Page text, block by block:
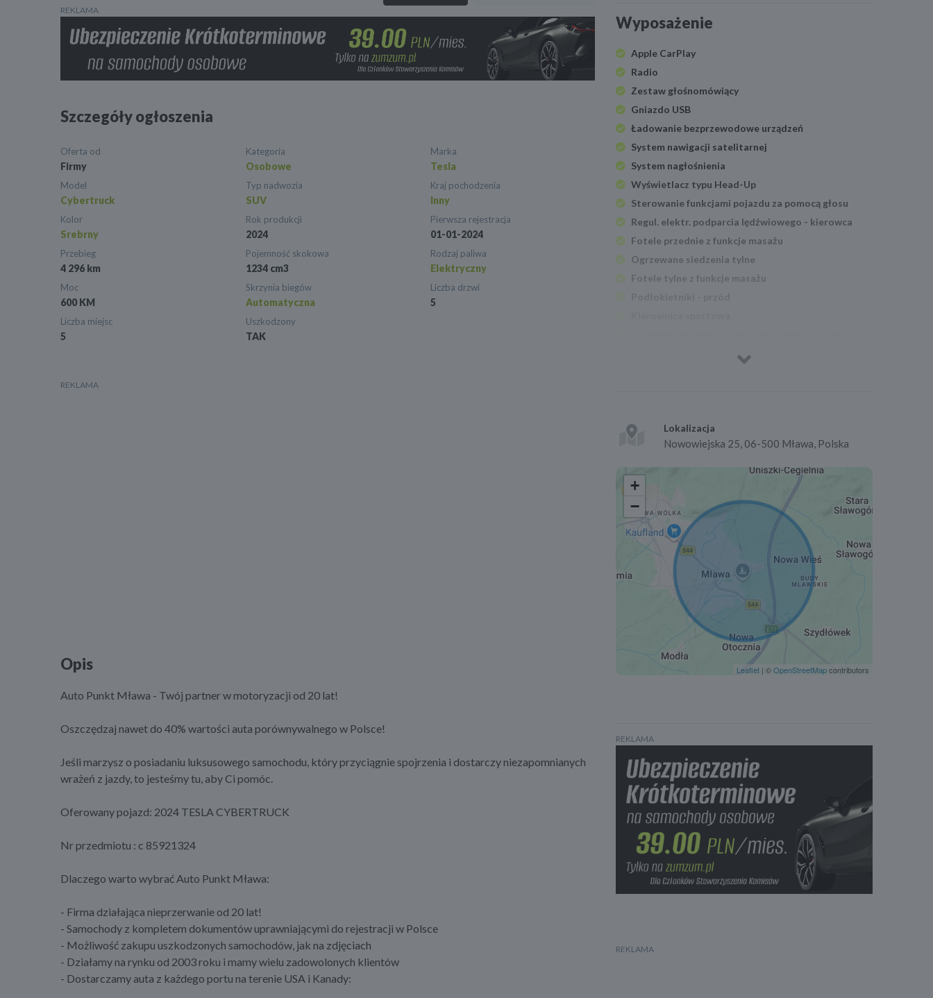
REKLAMA
Szczegóły ogłoszenia
Oferta od
Firmy
Kategoria
Osobowe
Marka
Tesla
Model
Cybertruck
Typ nadwozia
SUV
Kraj pochodzenia
Inny
Kolor
Srebrny
Rok produkcji
2024
Pierwsza rejestracja
01-01-2024
Przebieg
4 296 km
Pojemność skokowa
1234 cm3
Rodzaj paliwa
Elektryczny
Moc
600 KM
Skrzynia biegów
Automatyczna
Liczba drzwi
5
Liczba miejsc
5
Uszkodzony
TAK
Opis
Auto Punkt Mława - Twój partner w motoryzacji od 20 lat!
Oszczędzaj nawet do 40% wartości auta porównywalnego w Polsce!
Jeśli marzysz o posiadaniu luksusowego samochodu, który przyciągnie spojrzenia i dostarczy niezapomnianych
wrażeń z jazdy, to jesteśmy tu, aby Ci pomóc.
Oferowany pojazd: 2024 TESLA CYBERTRUCK
Nr przedmiotu : c 85921324
Dlaczego warto wybrać Auto Punkt Mława:
- Firma działająca nieprzerwanie od 20 lat!
- Samochody z kompletem dokumentów uprawniającymi do rejestracji w Polsce
- Możliwość zakupu uszkodzonych samochodów, jak na zdjęciach
- Działamy na rynku od 2003 roku i mamy wielu zadowolonych klientów
- Dostarczamy auta z każdego portu na terenie USA i Kanady:
Wyposażenie
Apple CarPlay
Radio
Zestaw głośnomówiący
Gniazdo USB
Ładowanie bezprzewodowe urządzeń
System nawigacji satelitarnej
System nagłośnienia
Wyświetlacz typu Head-Up
Sterowanie funkcjami pojazdu za pomocą głosu
Regul. elektr. podparcia lędźwiowego - kierowca
Fotele przednie z funkcje masażu
Ogrzewane siedzenia tylne
Fotele tylne z funkcje masażu
Kierownica wielofunkcyjna
Keyless entry
Keyless Go
Uruchamianie silnika bez użycia kluczyków
Webasto
Czujnik deszczu
Podgrzewana przednia szyba
Elektryczne szyby tylne
Kamera panoramiczna 360
Podgrzewane lusterka boczne
Kontrola odległości od poprzedzającego pojazdu
System rozpoznawania znaków drogowych
Oświetlenie adaptacyjne
Czujnik zmierzchu
Spryskiwacze reflektorów
System Start/Stop
Wspomaganie kierownicy
ABS
ESP
Poduszka powietrzna kierowcy
Poduszka powietrzna pasażera
Poduszka kolan kierowcy
Poduszka kolan pasażera
Kurtyny powietrzne - przód
Kurtyny powietrzne - tył
Lokalizacja
Nowowiejska 25, 06-500 Mława, Polska
+
−
Leaflet | ©OpenStreetMapcontributors
REKLAMA